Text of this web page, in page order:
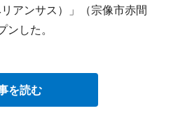
アンサス）」（宗像市赤間
した。
を読む